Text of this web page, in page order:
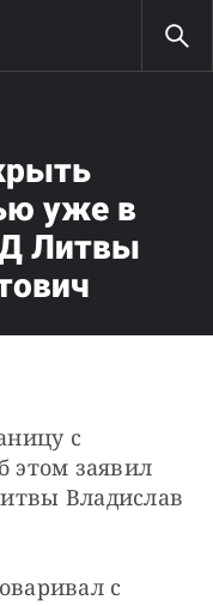
уже в
Литвы
с
этом заявил
Владислав
с